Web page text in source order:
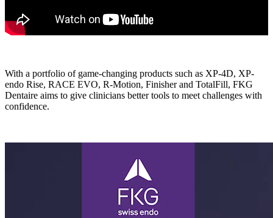
With a portfolio of game-changing products such as XP-4D, XP-
endo Rise, RACE EVO, R-Motion, Finisher and TotalFill, FKG
Dentaire aims to give clinicians better tools to meet challenges with
confidence.